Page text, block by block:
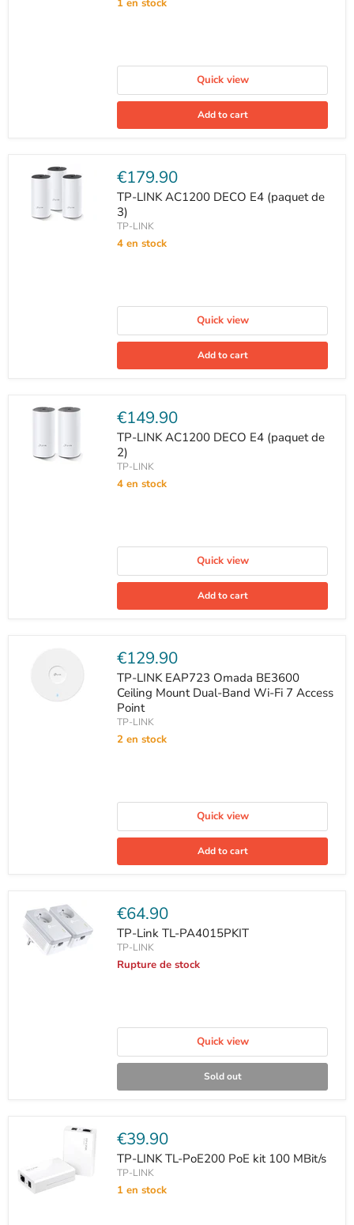
1 en stock
Quick view
Add to cart
Current
price
€179.90
TP-LINK AC1200 DECO E4 (paquet de
3)
TP-LINK
4 en stock
Quick view
Add to cart
Current
price
€149.90
TP-LINK AC1200 DECO E4 (paquet de
2)
TP-LINK
4 en stock
Quick view
Add to cart
Current
price
€129.90
TP-LINK EAP723 Omada BE3600
Ceiling Mount Dual-Band Wi-Fi 7 Access
Point
TP-LINK
2 en stock
Quick view
Add to cart
Current
price
€64.90
TP-Link TL-PA4015PKIT
TP-LINK
Rupture de stock
Quick view
Sold out
Current
price
€39.90
TP-LINK TL-PoE200 PoE kit 100 MBit/s
TP-LINK
1 en stock